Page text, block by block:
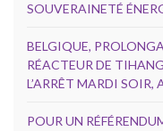
SOUVERAINETÉ
BELGIQUE,
RÉACTEUR DE
L’ARRÊT MARDI SOIR,
POUR UN